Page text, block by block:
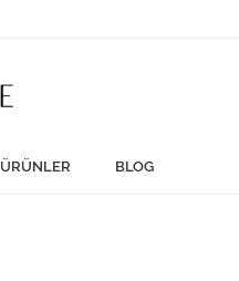
ÜRÜNLER BLOG